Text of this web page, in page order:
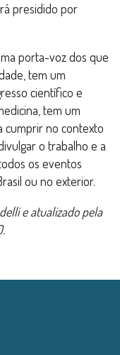
presidido por
porta-voz dos que
tem um
científico e
tem um
cumprir no contexto
o trabalho e a
os eventos
ou no exterior.
e atualizado pela